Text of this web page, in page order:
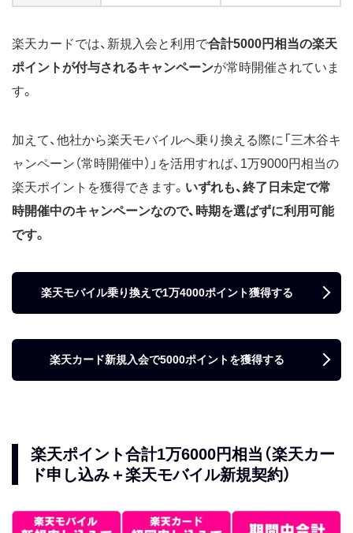
楽天カードでは、新規入会と利用で合計5000円相当の楽天
ポイントが付与されるキャンペーンが常時開催されていま
す。
加えて、他社から楽天モバイルへ乗り換える際に「三木谷キ
ャンペーン（常時開催中）」を活用すれば、1万9000円相当の
楽天ポイントを獲得できます。 いずれも、終了日未定で常
時開催中のキャンペーンなので、時期を選ばずに利用可能
です。
楽天モバイル乗り換えで1万4000ポイント獲得する
楽天カード新規入会で5000ポイントを獲得する
楽天ポイント合計1万6000円相当（楽天カー
ド申し込み＋楽天モバイル新規契約）